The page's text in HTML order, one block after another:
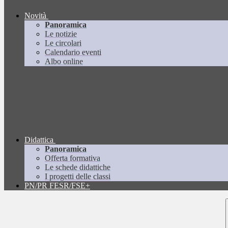
Novità
Panoramica
Le notizie
Le circolari
Calendario eventi
Albo online
Didattica
Panoramica
Offerta formativa
Le schede didattiche
I progetti delle classi
PN/PR FESR/FSE+